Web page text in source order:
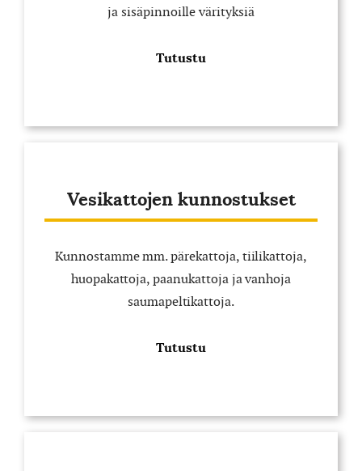
ja sisäpinnoille värityksiä
Tutustu
Vesikattojen kunnostukset
Kunnostamme mm. pärekattoja, tiilikattoja,
huopakattoja, paanukattoja ja vanhoja
saumapeltikattoja.
Tutustu